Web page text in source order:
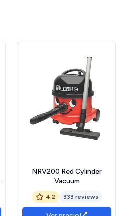
NRV200 Red Cylinder
Vacuum
4.2 333 reviews